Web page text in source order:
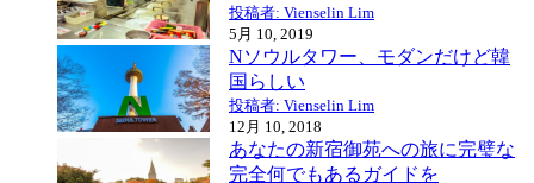
投稿者: Vienselin Lim
5月 10, 2019
Nソウルタワー、モダンだけど韓
国らしい
投稿者: Vienselin Lim
12月 10, 2018
あなたの新宿御苑への旅に完璧な
完全何でもあるガイドを